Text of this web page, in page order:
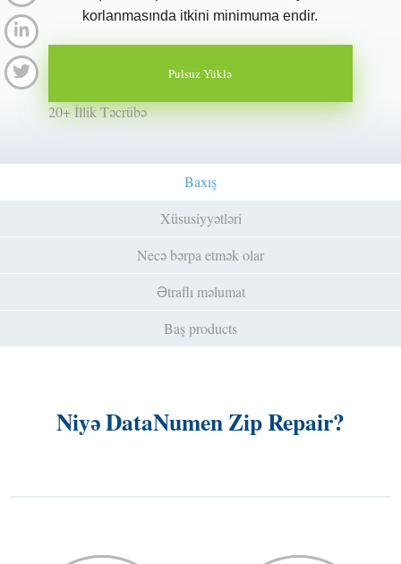
korlanmasında itkini minimuma endir.
Pulsuz Yüklə
20+ İllik Təcrübə
Baxış
Xüsusiyyətləri
Necə bərpa etmək olar
Ətraflı məlumat
Baş products
Niyə DataNumen Zip Repair?